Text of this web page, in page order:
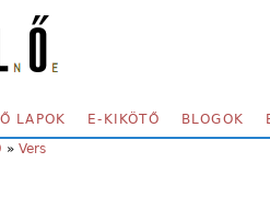
LAPOK E-KIKÖTŐ BLOGOK
» Vers